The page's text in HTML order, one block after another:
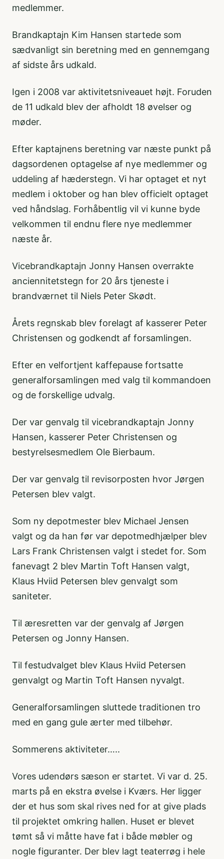
medlemmer.
Brandkaptajn Kim Hansen startede som
sædvanligt sin beretning med en gennemgang
af sidste års udkald.
Igen i 2008 var aktivitetsniveauet højt. Foruden
de 11 udkald blev der afholdt 18 øvelser og
møder.
Efter kaptajnens beretning var næste punkt på
dagsordenen optagelse af nye medlemmer og
uddeling af hæderstegn. Vi har optaget et nyt
medlem i oktober og han blev officielt optaget
ved håndslag. Forhåbentlig vil vi kunne byde
velkommen til endnu flere nye medlemmer
næste år.
Vicebrandkaptajn Jonny Hansen overrakte
anciennitetstegn for 20 års tjeneste i
brandværnet til Niels Peter Skødt.
Årets regnskab blev forelagt af kasserer Peter
Christensen og godkendt af forsamlingen.
Efter en velfortjent kaffepause fortsatte
generalforsamlingen med valg til kommandoen
og de forskellige udvalg.
Der var genvalg til vicebrandkaptajn Jonny
Hansen, kasserer Peter Christensen og
bestyrelsesmedlem Ole Bierbaum.
Der var genvalg til revisorposten hvor Jørgen
Petersen blev valgt.
Som ny depotmester blev Michael Jensen
valgt og da han før var depotmedhjælper blev
Lars Frank Christensen valgt i stedet for. Som
fanevagt 2 blev Martin Toft Hansen valgt,
Klaus Hviid Petersen blev genvalgt som
saniteter.
Til æresretten var der genvalg af Jørgen
Petersen og Jonny Hansen.
Til festudvalget blev Klaus Hviid Petersen
genvalgt og Martin Toft Hansen nyvalgt.
Generalforsamlingen sluttede traditionen tro
med en gang gule ærter med tilbehør.
Sommerens aktiviteter…..
Vores udendørs sæson er startet. Vi var d. 25.
marts på en ekstra øvelse i Kværs. Her ligger
der et hus som skal rives ned for at give plads
til projektet omkring hallen. Huset er blevet
tømt så vi måtte have fat i både møbler og
nogle figuranter. Der blev lagt teaterrøg i hele